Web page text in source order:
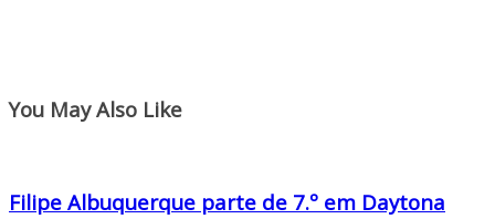
You May Also Like
Filipe Albuquerque parte de 7.º em Daytona